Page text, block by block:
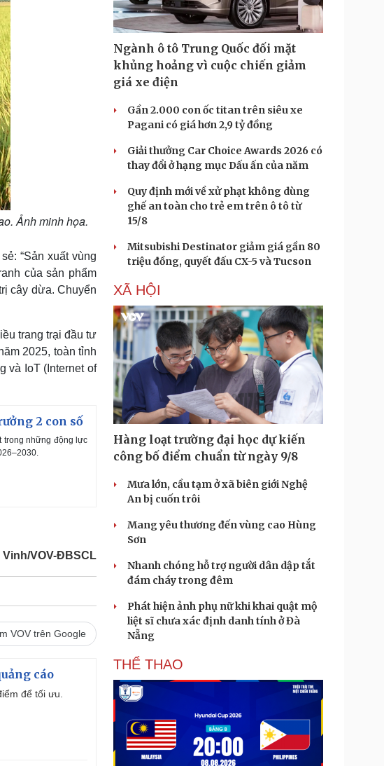
Ảnh minh họa.
“Sản xuất vùng
của sản phẩm
cây dừa. Chuyển
trang trại đầu tư
2025, toàn tỉnh
và IoT (Internet of
2 con số
trong những động lực
Vinh/VOV-ĐBSCL
VOV trên Google
cáo
để tối ưu.
Ngành ô tô Trung Quốc đối mặt
khủng hoảng vì cuộc chiến giảm
giá xe điện
Gần 2.000 con ốc titan trên siêu xe
Pagani có giá hơn 2,9 tỷ đồng
Giải thưởng Car Choice Awards 2026 có
thay đổi ở hạng mục Dấu ấn của năm
Quy định mới về xử phạt không dùng
ghế an toàn cho trẻ em trên ô tô từ
15/8
Mitsubishi Destinator giảm giá gần 80
triệu đồng, quyết đấu CX-5 và Tucson
XÃ HỘI
Hàng loạt trường đại học dự kiến
công bố điểm chuẩn từ ngày 9/8
Mưa lớn, cầu tạm ở xã biên giới Nghệ
An bị cuốn trôi
Mang yêu thương đến vùng cao Hùng
Sơn
Nhanh chóng hỗ trợ người dân dập tắt
đám cháy trong đêm
Phát hiện ảnh phụ nữ khi khai quật mộ
liệt sĩ chưa xác định danh tính ở Đà
Nẵng
THỂ THAO